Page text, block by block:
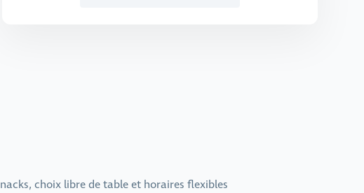
choix libre de table et horaires flexibles